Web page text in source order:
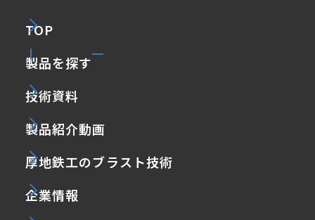
TOP
製品を探す
技術資料
製品紹介動画
厚地鉄工のブラスト技術
企業情報